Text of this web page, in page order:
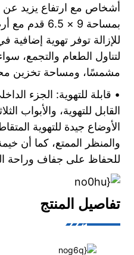
بمساحة 9 ×
للإزالة توفر تهوية إضافية
لتناول الطعام والتجمع،
مشمسًا، ومساحة تخزين
• قابلة للتهوية: الجزء
القابل للتهوية، والأبواب
الأوضاع جيدة للتهوية
والمنظر الممتع، كما أن
للحفاظ على جفاف وراحة
تفاصيل المنتج